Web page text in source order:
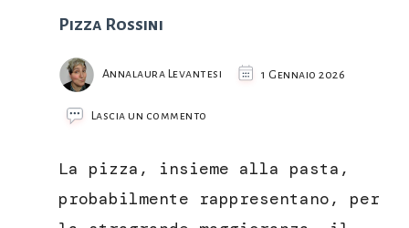
Pizza Rossini
Annalaura Levantesi 1 Gennaio 2026
Lascia un commento
La pizza, insieme alla pasta,
probabilmente rappresentano, per